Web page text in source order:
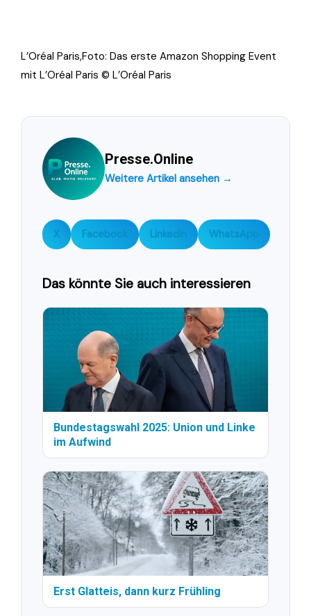
L’Oréal Paris,Foto: Das erste Amazon Shopping Event
mit L’Oréal Paris © L’Oréal Paris
Presse.Online
Weitere Artikel ansehen →
X Facebook LinkedIn WhatsApp
Das könnte Sie auch interessieren
Bundestagswahl 2025: Union und Linke
im Aufwind
Erst Glatteis, dann kurz Frühling